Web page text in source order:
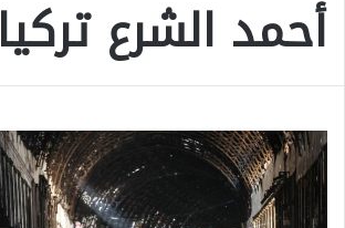
أحمد الشرع تركيا